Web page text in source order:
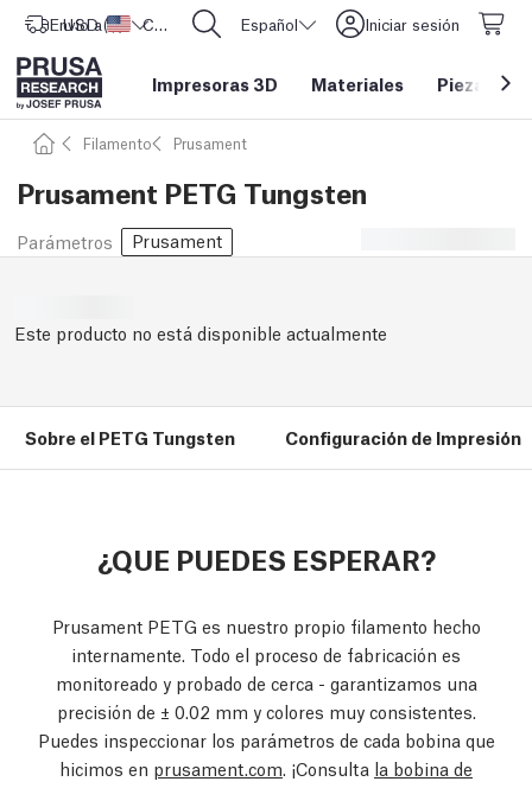
Envío a Estados Unidos
USD ($) CORE One L: ¡Ya disponible! Español Iniciar sesión
Impresoras 3D Materiales Piezas y
Filamento Prusament
Prusament PETG Tungsten
Parámetros Prusament
Este producto no está disponible actualmente
Sobre el PETG Tungsten Configuración de Impresión
¿QUE PUEDES ESPERAR?
Prusament PETG es nuestro propio filamento hecho
internamente. Todo el proceso de fabricación es
monitoreado y probado de cerca - garantizamos una
precisión de ± 0.02 mm y colores muy consistentes.
Puedes inspeccionar los parámetros de cada bobina que
hicimos en prusament.com. ¡Consulta la bobina de